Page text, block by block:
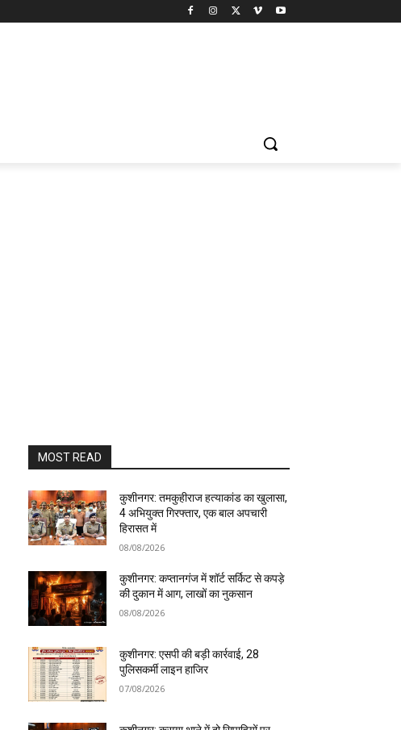
MOST READ
कुशीनगर: तमकुहीराज हत्याकांड का खुलासा,
4 अभियुक्त गिरफ्तार, एक बाल अपचारी
हिरासत में
08/08/2026
कुशीनगर: कप्तानगंज में शॉर्ट सर्किट से कपड़े
की दुकान में आग, लाखों का नुकसान
08/08/2026
कुशीनगर: एसपी की बड़ी कार्रवाई, 28
पुलिसकर्मी लाइन हाजिर
07/08/2026